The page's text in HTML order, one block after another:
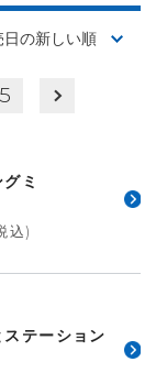
5
ミ
込)
テーション